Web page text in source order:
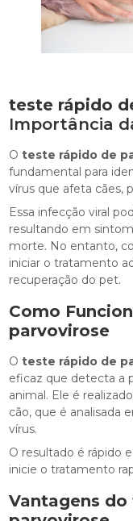
teste rápido
Importância
Oteste rápido de
fundamental para
vírus que afeta cães,
Essa infecção viral
resultando em
morte. No entanto,
iniciar o tratamento
recuperação do pet.
Como
parvovirose
Oteste rápido de
eficaz que detecta a
animal. Ele é
cão, que é analisada
vírus.
O resultado é rápido
inicie o tratamento
Vantagens do